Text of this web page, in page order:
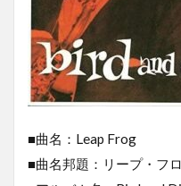
■曲名：Leap Frog
■曲名邦題：リープ・フ